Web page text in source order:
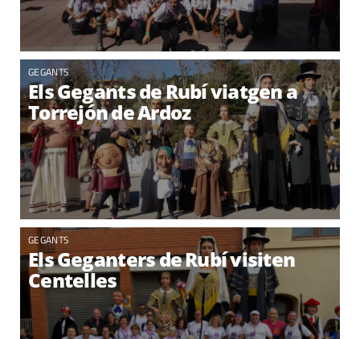
GEGANTS
Els Gegants de Rubí viatgen a
Torrejón de Ardoz
GEGANTS
Els Geganters de Rubí visiten
Centelles